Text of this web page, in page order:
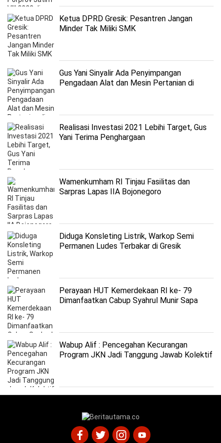
Ketua DPRD Gresik: Pesantren Jangan
Minder Tak Miliki SMK
Gus Yani Sinyalir Ada Penyimpangan
Pengadaan Alat dan Mesin Pertanian di
Realisasi Investasi 2021 Lebihi Target, Gus
Yani Terima Penghargaan
Wamenkumham RI Tinjau Fasilitas dan
Sarpras Lapas IIA Bojonegoro
Diduga Konsleting Listrik, Warkop Semi
Permanen Ludes Terbakar di Gresik
Perayaan HUT Kemerdekaan RI ke- 79
Dimanfaatkan Cabup Syahrul Munir Sapa
Wabup Alif : Pencegahan Kecurangan
Program JKN Jadi Tanggung Jawab Kolektif